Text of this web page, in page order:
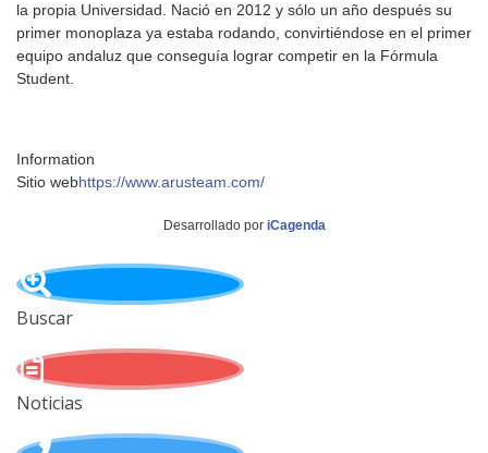
la propia Universidad. Nació en 2012 y sólo un año después su
primer monoplaza ya estaba rodando, convirtiéndose en el primer
equipo andaluz que conseguía lograr competir en la Fórmula
Student.
Information
Sitio webhttps://www.arusteam.com/
Desarrollado por iCagenda
Buscar
Noticias